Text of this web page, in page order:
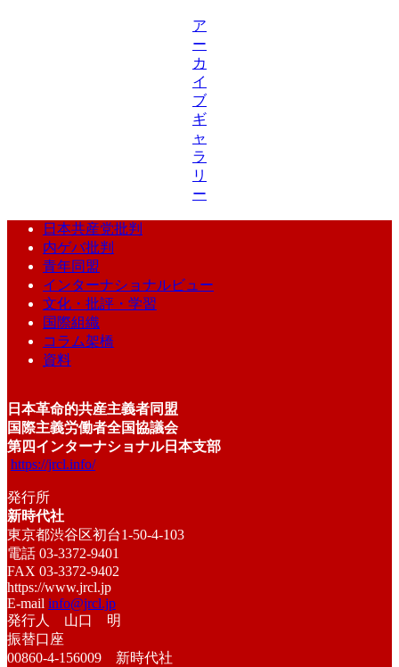
ア
ー
カ
イ
ブ
ギ
ャ
ラ
リ
ー
日本共産党批判
内ゲバ批判
青年同盟
インターナショナルビュー
文化・批評・学習
国際組織
コラム架橋
資料
日本革命的共産主義者同盟
国際主義労働者全国協議会
第四インターナショナル日本支部
https://jrcl.info/
発行所
新時代社
東京都渋谷区初台1-50-4-103
電話 03-3372-9401
FAX 03-3372-9402
https://www.jrcl.jp
E-mail info@jrcl.jp
発行人 山口 明
振替口座
00860-4-156009 新時代社